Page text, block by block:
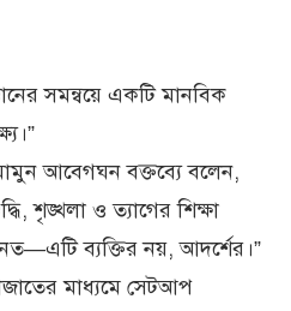
সমন্বয়ে একটি মানবিক
আবেগঘন বক্তব্যে বলেন,
শৃঙ্খলা ও ত্যাগের শিক্ষা
ব্যক্তির নয়, আদর্শের।”
মাধ্যমে সেটআপ